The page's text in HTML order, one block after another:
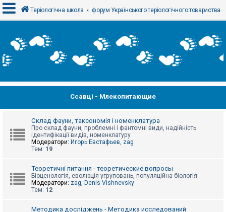
х
і
т
р
а
Теріологічна школа форум Українського теріологічного товариства
Ссавці - Млекопитающие
Склад фауни, таксономія і номенклатура
Про склад фауни, проблемні і фантомні види, надійність
ідентифікації видів, номенклатуру
Модератори: Игорь Евстафьев, zag
Тем: 19
Теоретичні питання - теоретические вопросы
Біоценологія, еволюція угруповань, популяційна біологія
Модератори: zag, Denis Vishnevsky
Тем: 12
Методика досліджень - Методика исследований